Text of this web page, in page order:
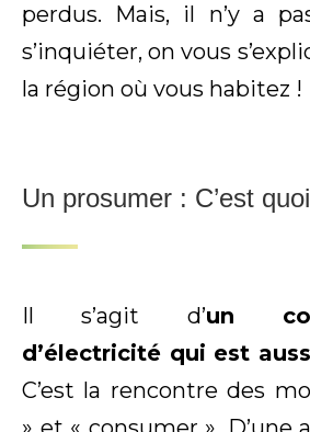
perdus. Mais, il n’y a
s’inquiéter, on vous
la région où vous habitez !
Un prosumer : C’est
Il s’agit d’un
d’électricité qui est
C’est la rencontre des